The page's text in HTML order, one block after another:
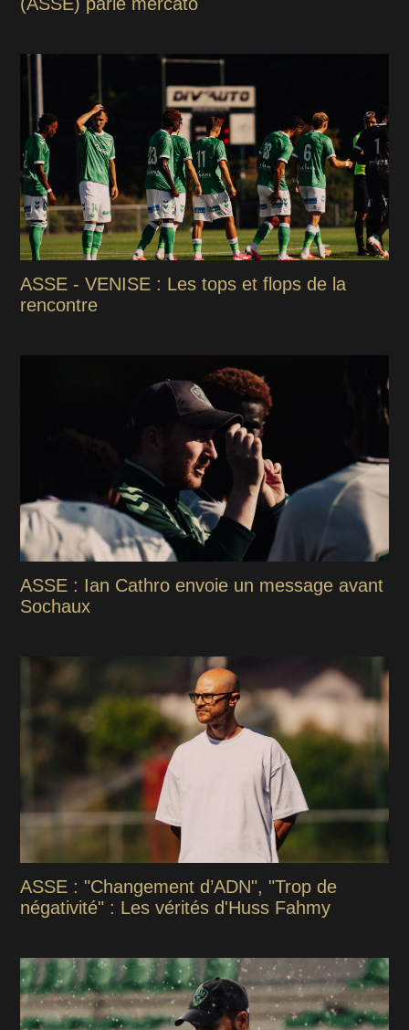
(ASSE) parle mercato
ASSE - VENISE : Les tops et flops de la
rencontre
ASSE : Ian Cathro envoie un message avant
Sochaux
ASSE : "Changement d’ADN", "Trop de
négativité" : Les vérités d'Huss Fahmy